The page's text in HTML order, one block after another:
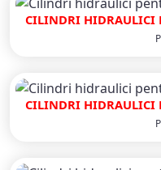
CILINDRI HIDRAULICI
CILINDRI HIDRAULICI